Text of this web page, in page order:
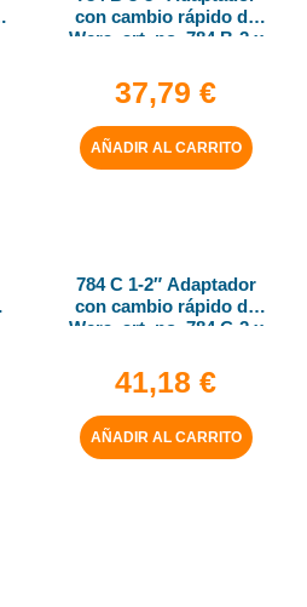
con cambio rápido de
Wera, art. no. 784 B-2 x
37,79 €
AÑADIR AL CARRITO
784 C 1-2″ Adaptador
con cambio rápido de
Wera, art. no. 784 C-2 x
41,18 €
AÑADIR AL CARRITO